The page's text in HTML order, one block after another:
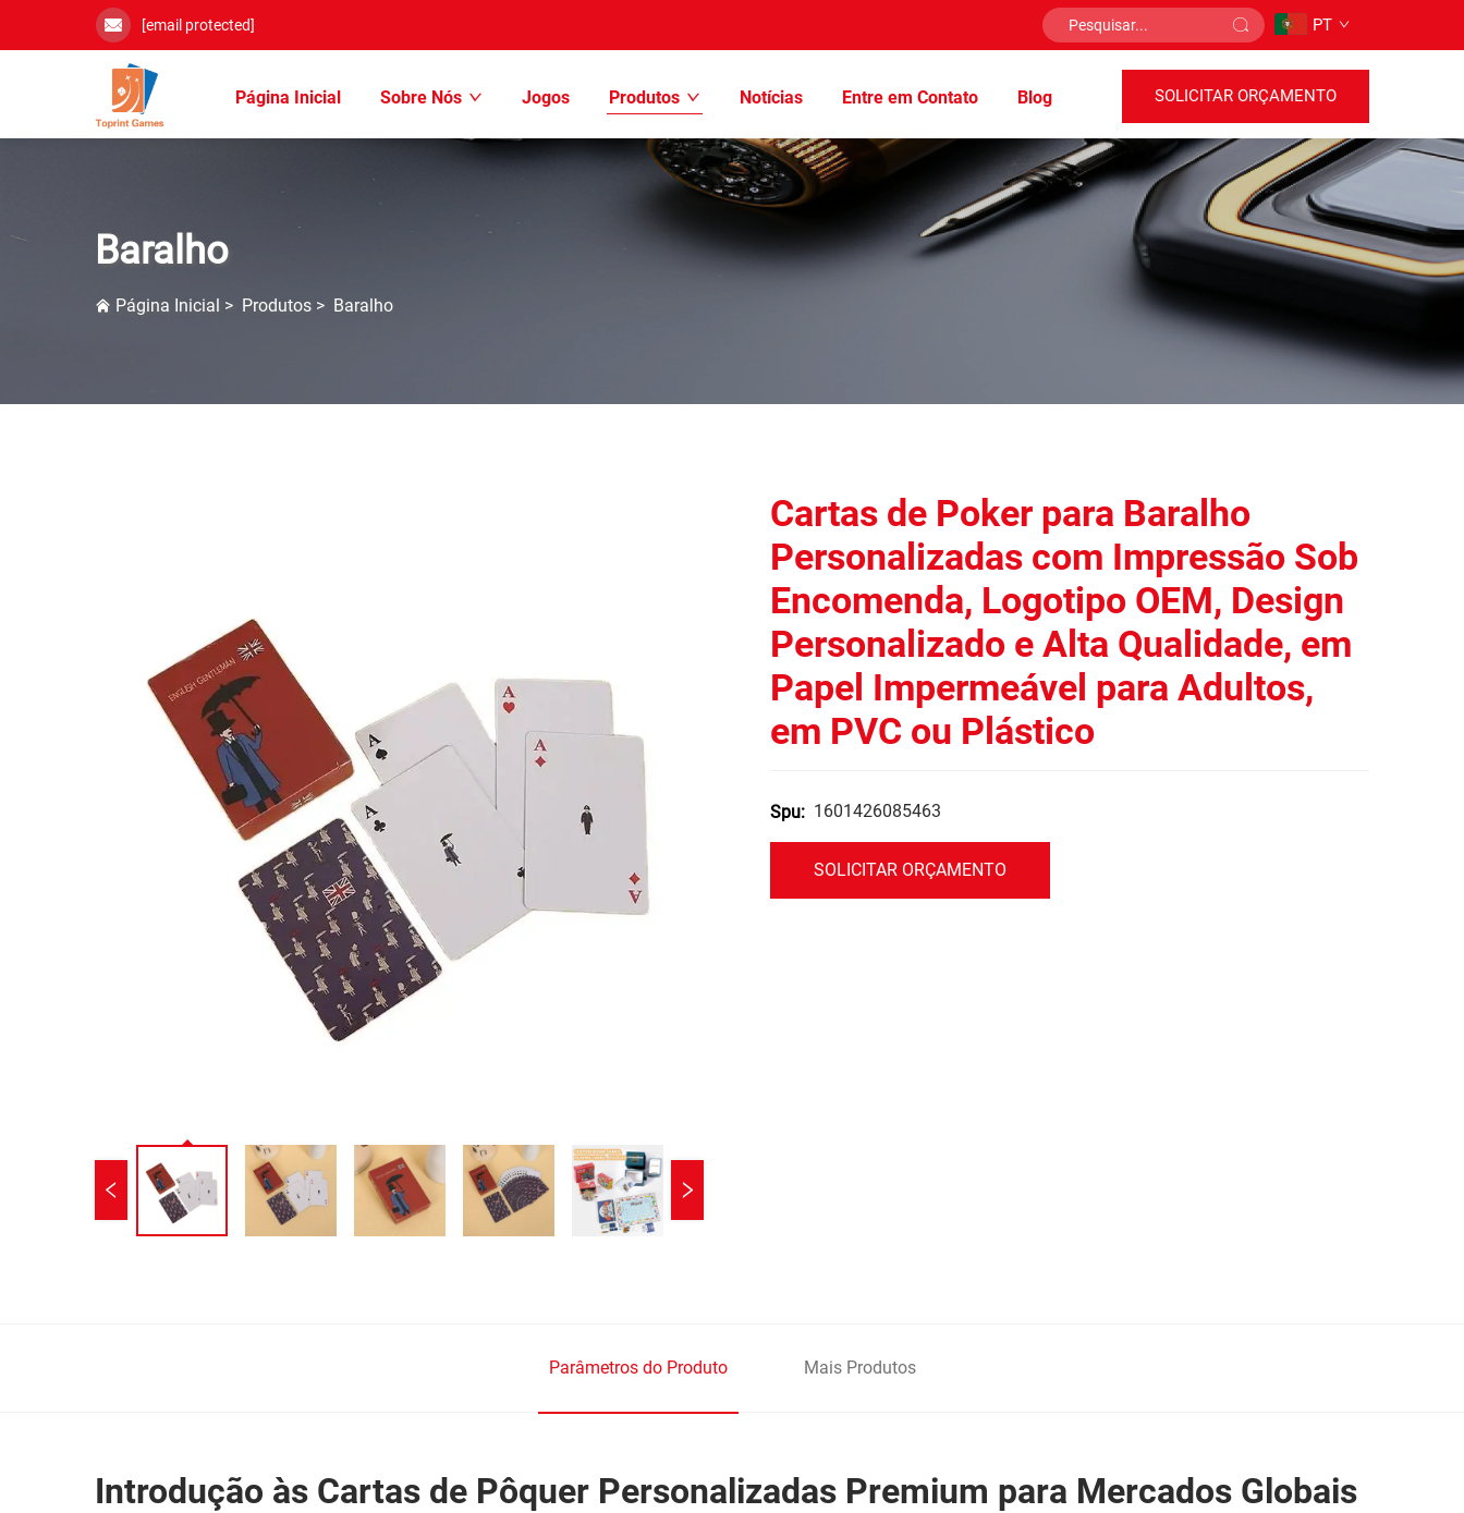
[email protected] PT
Página Inicial Sobre Nós Jogos Produtos Notícias Entre em Contato Blog SOLICITAR ORÇAMENTO
Baralho
Página Inicial > Produtos > Baralho
Cartas de Poker para Baralho
Personalizadas com Impressão Sob
Encomenda, Logotipo OEM, Design
Personalizado e Alta Qualidade, em
Papel Impermeável para Adultos,
em PVC ou Plástico
Spu: 1601426085463
SOLICITAR ORÇAMENTO
Parâmetros do Produto Mais Produtos
Introdução às Cartas de Pôquer Personalizadas Premium para Mercados Globais